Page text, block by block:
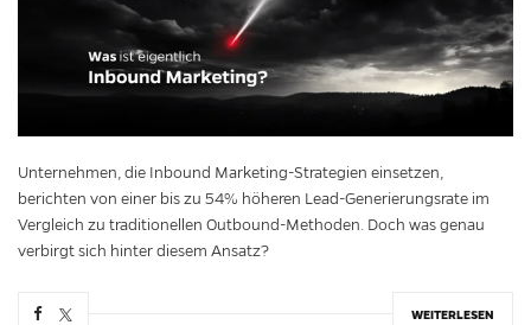
Unternehmen, die Inbound Marketing-Strategien einsetzen,
berichten von einer bis zu 54% höheren Lead-Generierungsrate im
Vergleich zu traditionellen Outbound-Methoden. Doch was genau
verbirgt sich hinter diesem Ansatz?
WEITERLESEN